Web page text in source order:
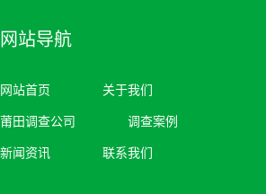
网站导航
网站首页 关于我们
莆田调查公司 调查案例
新闻资讯 联系我们